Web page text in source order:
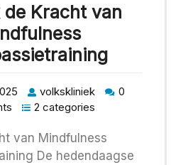
de Kracht van
volkskliniek
0
2 categories
van Mindfulness
De hedendaagse